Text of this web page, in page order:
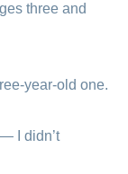
three and
year-old one.
I didn’t